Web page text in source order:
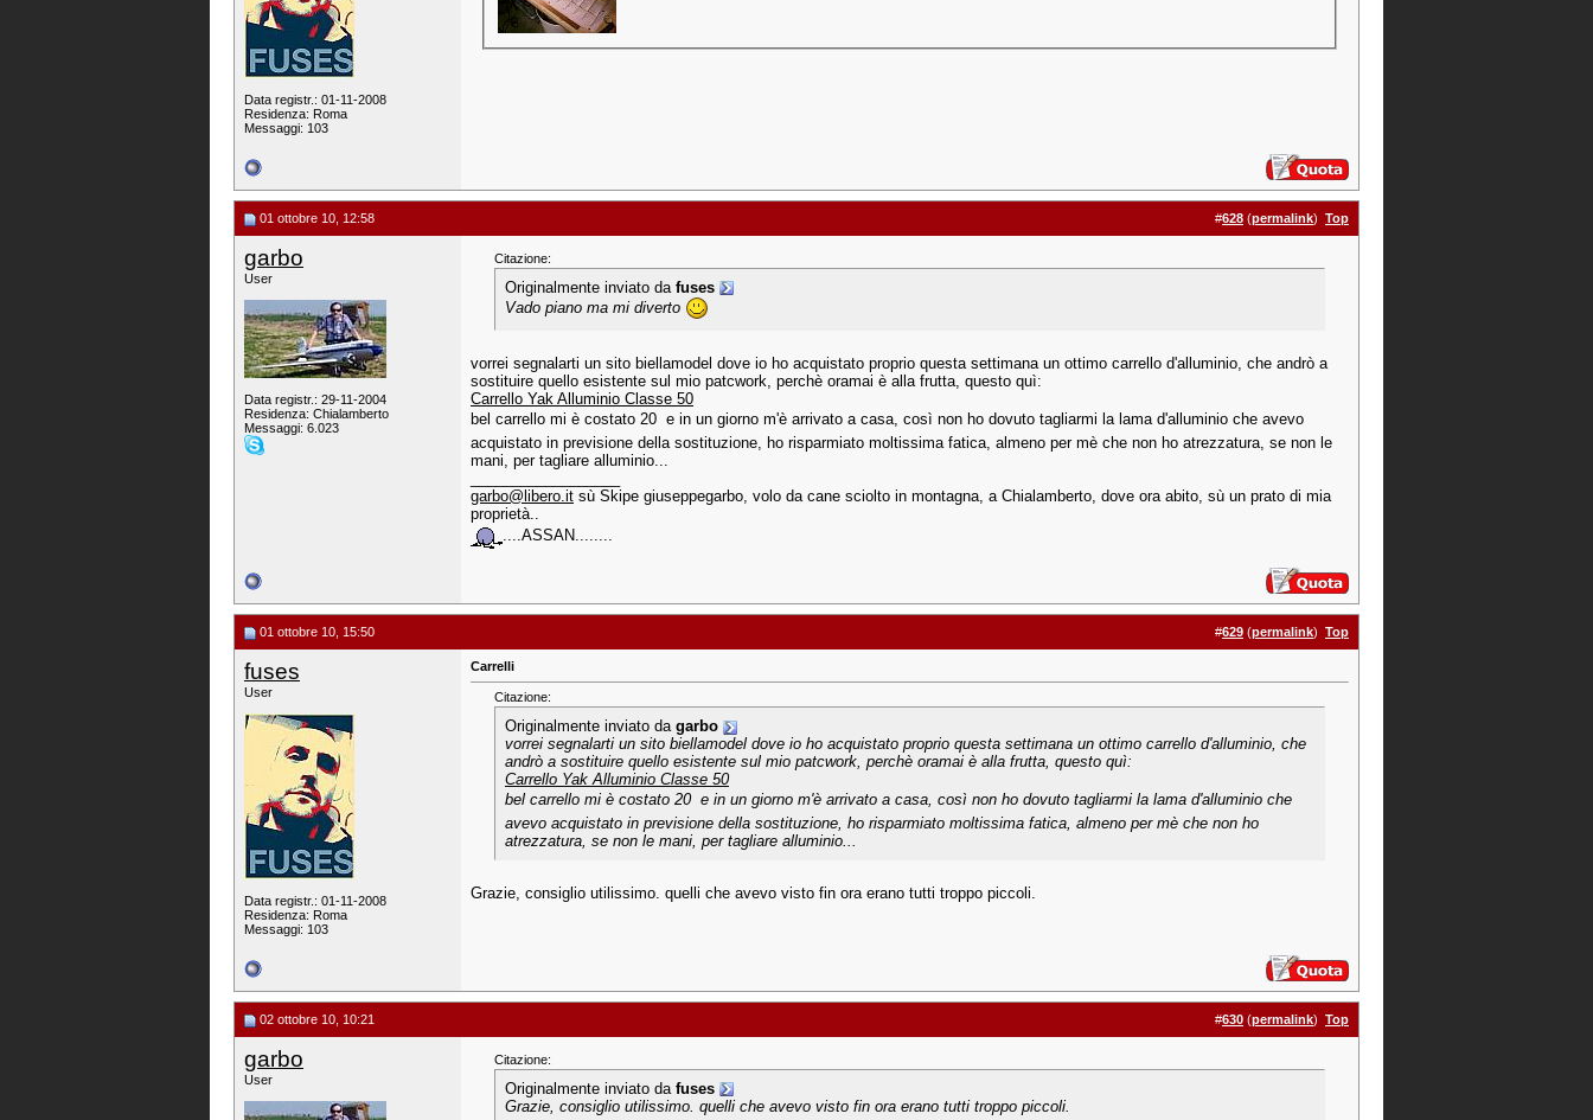
Data registr.: 01-11-2008
Residenza: Roma
Messaggi: 103
01 ottobre 10, 12:58 #628 (permalink) Top
garbo
User
Data registr.: 29-11-2004
Residenza: Chialamberto
Messaggi: 6.023
Citazione:
Originalmente inviato da fuses
Vado piano ma mi diverto
vorrei segnalarti un sito biellamodel dove io ho acquistato proprio questa settimana un ottimo carrello d'alluminio, che andrò a
sostituire quello esistente sul mio patcwork, perchè oramai è alla frutta, questo quì:
Carrello Yak Alluminio Classe 50
bel carrello mi è costato 20  e in un giorno m'è arrivato a casa, così non ho dovuto tagliarmi la lama d'alluminio che avevo
acquistato in previsione della sostituzione, ho risparmiato moltissima fatica, almeno per mè che non ho atrezzatura, se non le
mani, per tagliare alluminio...
garbo@libero.it sù Skipe giuseppegarbo, volo da cane sciolto in montagna, a Chialamberto, dove ora abito, sù un prato di mia
proprietà..
....ASSAN........
01 ottobre 10, 15:50 #629 (permalink) Top
fuses
User
Data registr.: 01-11-2008
Residenza: Roma
Messaggi: 103
Carrelli
Citazione:
Originalmente inviato da garbo
vorrei segnalarti un sito biellamodel dove io ho acquistato proprio questa settimana un ottimo carrello d'alluminio, che
andrò a sostituire quello esistente sul mio patcwork, perchè oramai è alla frutta, questo quì:
Carrello Yak Alluminio Classe 50
bel carrello mi è costato 20  e in un giorno m'è arrivato a casa, così non ho dovuto tagliarmi la lama d'alluminio che
avevo acquistato in previsione della sostituzione, ho risparmiato moltissima fatica, almeno per mè che non ho
atrezzatura, se non le mani, per tagliare alluminio...
Grazie, consiglio utilissimo. quelli che avevo visto fin ora erano tutti troppo piccoli.
02 ottobre 10, 10:21 #630 (permalink) Top
garbo
User
Citazione:
Originalmente inviato da fuses
Grazie, consiglio utilissimo. quelli che avevo visto fin ora erano tutti troppo piccoli.